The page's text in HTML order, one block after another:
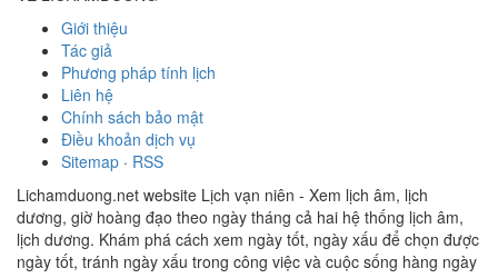
Giới thiệu
Tác giả
Phương pháp tính lịch
Liên hệ
Chính sách bảo mật
Điều khoản dịch vụ
Sitemap · RSS
Lichamduong.net website Lịch vạn niên - Xem lịch âm, lịch
dương, giờ hoàng đạo theo ngày tháng cả hai hệ thống lịch âm,
lịch dương. Khám phá cách xem ngày tốt, ngày xấu để chọn được
ngày tốt, tránh ngày xấu trong công việc và cuộc sống hàng ngày